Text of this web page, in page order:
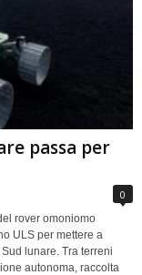
passa per
0
rover omoniomo
ULS per mettere a
lunare. Tra terreni
autonoma, raccolta